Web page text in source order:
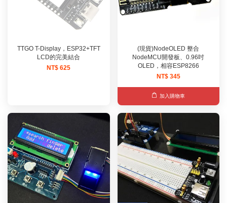
TTGO T-Display，ESP32+TFT
LCD的完美結合
NT$ 625
(現貨)NodeOLED 整合
NodeMCU開發板、0.96吋
OLED，相容ESP8266
NT$ 345
加入購物車